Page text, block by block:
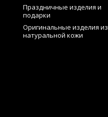
Праздничные изделия и
подарки
Оригинальные изделия из
натуральной кожи